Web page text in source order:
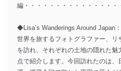
編・・・・・・・・・・・・・・・
◆Lisa’s Wanderings Around Japan
世界を旅するフォトグラファー、
を訪れ、それぞれの土地の隠れた魅
点で紹介します。今回訪れたのは